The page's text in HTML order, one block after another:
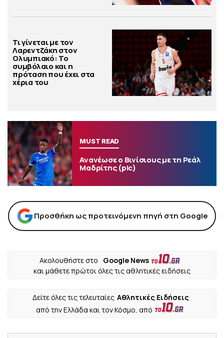
Τι γίνεται με τον
Λαρεντζάκη στον
Ολυμπιακό: Το
συμβόλαιο και η
πρόταση που έχει στα
χέρια του
MUST READ
Ανανέωσε ο Βινίσιους με τη Ρεάλ
Μαδρίτης (pic)
Προσθήκη ως προτεινόμενη πηγή στη Google
Ακολουθήστε στο
Google News
και μάθετε πρώτοι όλες τις αθλητικές ειδήσεις
Δείτε όλες τις τελευταίες Αθλητικές Ειδήσεις
από την Ελλάδα και τον Κόσμο, από